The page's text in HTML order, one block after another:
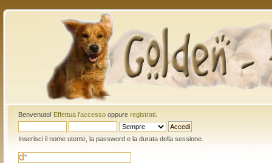
Benvenuto! Effettua l'accessooppure registrati.
Inserisci il nome utente, la password e la durata della sessione.